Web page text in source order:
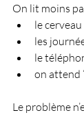
On lit moins
le
les
le
on attend
Le problème